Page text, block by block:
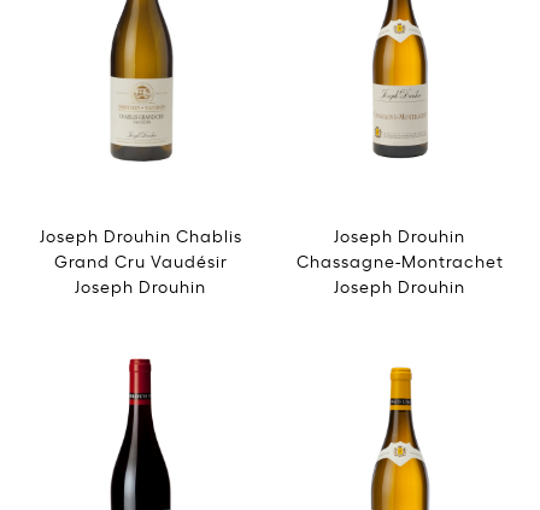
Joseph Drouhin Chablis
Grand Cru Vaudésir
Joseph Drouhin
Joseph Drouhin
Chassagne-Montrachet
Joseph Drouhin